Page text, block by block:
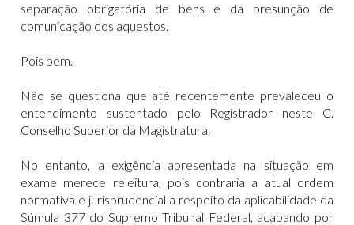
separação obrigatória de bens e da presunção de
comunicação dos aquestos.
Pois bem.
Não se questiona que até recentemente prevaleceu o
entendimento sustentado pelo Registrador neste C.
Conselho Superior da Magistratura.
No entanto, a exigência apresentada na situação em
exame merece releitura, pois contraria a atual ordem
normativa e jurisprudencial a respeito da aplicabilidade da
Súmula 377 do Supremo Tribunal Federal, acabando por